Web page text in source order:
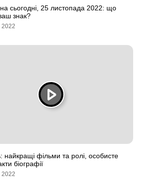
сьогодні, 25 листопада 2022: що
знак?
найкращі фільми та ролі, особисте
біографії